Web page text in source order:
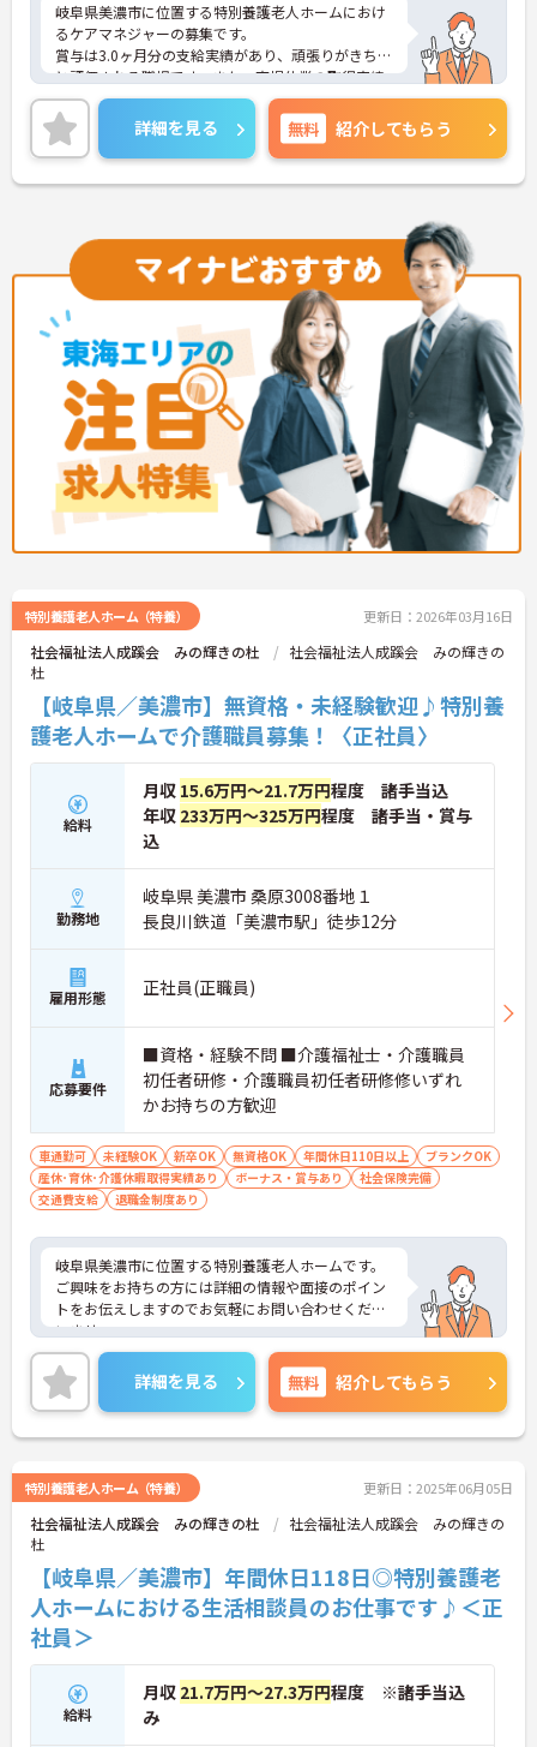
岐阜県美濃市に位置する特別養護老人ホームにおけ
るケアマネジャーの募集です。
賞与は3.0ヶ月分の支給実績があり、頑張りがきちん
と評価される職場です。また、育児休業の取得実績
があり、子育て世代の方も安心してご勤務いただけ
ます。
ご興味のある方には、面接対策ポイントなど、さら
に詳細をお話しいたしますのでお気軽にご相談くだ
さい！
詳細を見る 無料 紹介してもらう
特別養護老人ホーム（特養） 更新日：2026年03月16日
社会福祉法人成蹊会 みの輝きの杜
社会福祉法人成蹊会 みの輝きの
杜
【岐阜県／美濃市】無資格・未経験歓迎♪特別養
護老人ホームで介護職員募集！〈正社員〉
給料
月収 15.6万円～21.7万円程度 諸手当込
年収 233万円～325万円程度 諸手当・賞与
込
勤務地
岐阜県 美濃市 桑原3008番地１
長良川鉄道「美濃市駅」徒歩12分
雇用形態 正社員(正職員)
応募要件
■資格・経験不問 ■介護福祉士・介護職員
初任者研修・介護職員初任者研修修いずれ
かお持ちの方歓迎
車通勤可 未経験OK 新卒OK 無資格OK 年間休日110日以上
ブランクOK
産休･育休･介護休暇取得実績あり
ボーナス・賞与あり
社会保険完備
交通費支給
退職金制度あり
岐阜県美濃市に位置する特別養護老人ホームです。
ご興味をお持ちの方には詳細の情報や面接のポイン
トをお伝えしますのでお気軽にお問い合わせくださ
いませ。
詳細を見る 無料 紹介してもらう
特別養護老人ホーム（特養） 更新日：2025年06月05日
社会福祉法人成蹊会 みの輝きの杜
社会福祉法人成蹊会 みの輝きの
杜
【岐阜県／美濃市】年間休日118日◎特別養護老
人ホームにおける生活相談員のお仕事です♪＜正
社員＞
給料
月収 21.7万円～27.3万円程度 ※諸手当込
み